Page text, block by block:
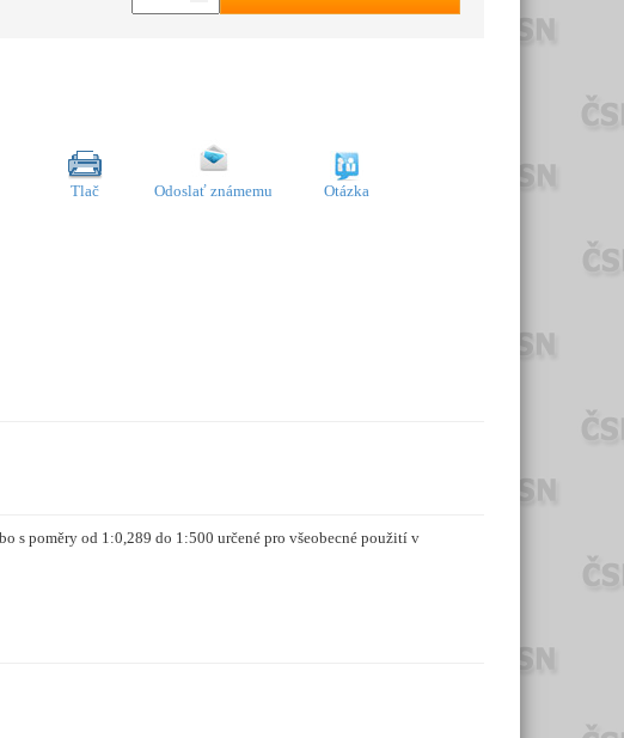
Tlač Odoslať známemu Otázka
s poměry od 1:0,289 do 1:500 určené pro všeobecné použití v